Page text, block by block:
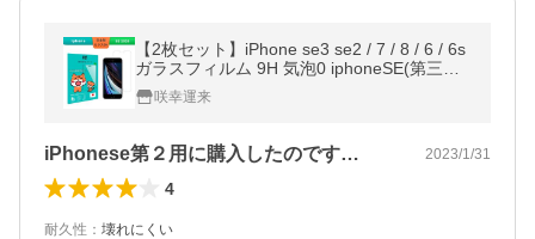
【2枚セット】iPhone se3 se2 / 7 / 8 / 6 / 6s
ガラスフィルム 9H 気泡0 iphoneSE(第三世
代)/7/8 飛散防止 汚れ防止 顔認証対応 送料
無料
咲幸運来
iPhonese第２用に購入したのです… 2023/1/31
4
耐久性 ： 壊れにくい